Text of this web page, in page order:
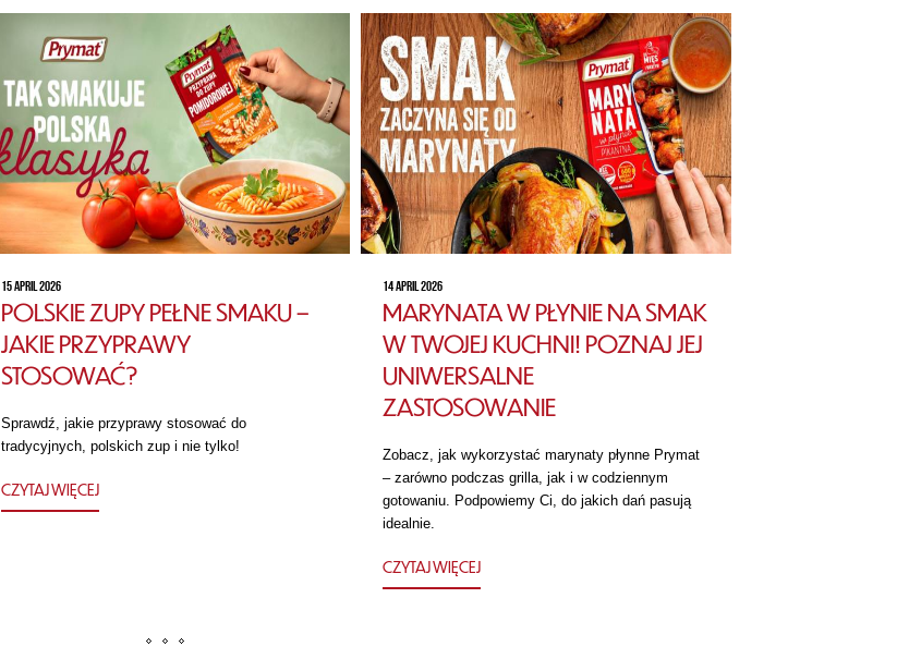
15 APRIL 2026
POLSKIE ZUPY PEŁNE SMAKU –
JAKIE PRZYPRAWY
STOSOWAĆ?
Sprawdź, jakie przyprawy stosować do
tradycyjnych, polskich zup i nie tylko!
CZYTAJ WIĘCEJ
14 APRIL 2026
MARYNATA W PŁYNIE NA SMAK
W TWOJEJ KUCHNI! POZNAJ JEJ
UNIWERSALNE
ZASTOSOWANIE
Zobacz, jak wykorzystać marynaty płynne Prymat
– zarówno podczas grilla, jak i w codziennym
gotowaniu. Podpowiemy Ci, do jakich dań pasują
idealnie.
CZYTAJ WIĘCEJ